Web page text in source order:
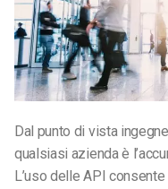
Dal punto di vista
qualsiasi azienda è
L’uso delle API